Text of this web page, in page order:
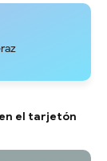
ante la falta
el tarjetón